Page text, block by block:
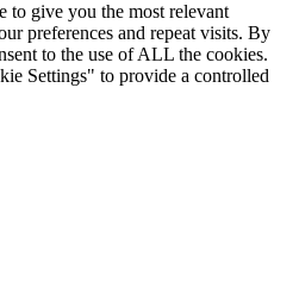
to give you the most relevant
preferences and repeat visits. By
to the use of ALL the cookies.
Settings" to provide a controlled